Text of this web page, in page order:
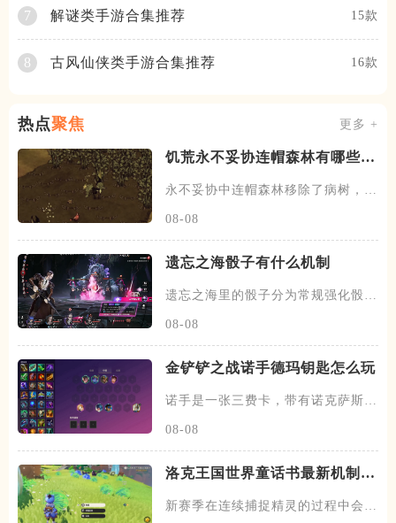
7 解谜类手游合集推荐 15款
8 古风仙侠类手游合集推荐 16款
热点聚焦 更多 +
饥荒永不妥协连帽森林有哪些改
永不妥协中连帽森林移除了病树，蛀
08-08
遗忘之海骰子有什么机制
遗忘之海里的骰子分为常规强化骰与
08-08
金铲铲之战诺手德玛钥匙怎么玩
诺手是一张三费卡，带有诺克萨斯以
08-08
洛克王国世界童话书最新机制是
新赛季在连续捕捉精灵的过程中会遇